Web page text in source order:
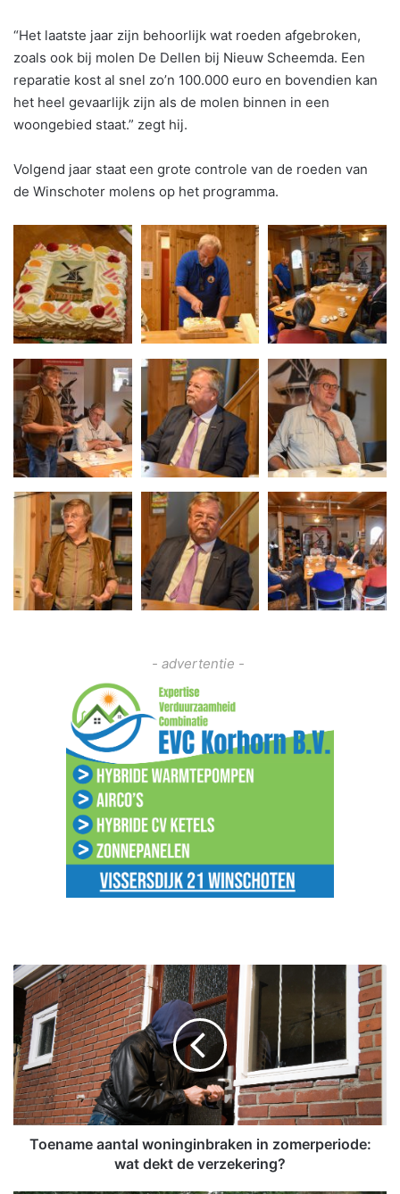
“Het laatste jaar zijn behoorlijk wat roeden afgebroken,
zoals ook bij molen De Dellen bij Nieuw Scheemda. Een
reparatie kost al snel zo’n 100.000 euro en bovendien kan
het heel gevaarlijk zijn als de molen binnen in een
woongebied staat.” zegt hij.
Volgend jaar staat een grote controle van de roeden van
de Winschoter molens op het programma.
- advertentie -
T
o
a
m
e
a
a
Toename aantal woninginbraken in zomerperiode:
wat dekt de verzekering?